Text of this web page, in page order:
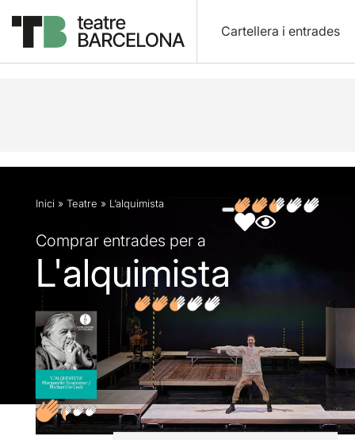
Cartellera i entrades
Descripció Fitxa artística Fotos i vídeos
Inici » Teatre » L’alquimista
Comprar entrades per a
L'alquimista